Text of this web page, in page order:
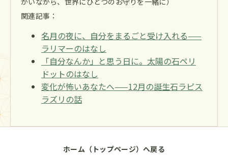
関連記事：
名月の夜に、自分をまるごと受け入れる——
ラリマーのはなし
「自分なんか」と思う日に。太陽の石ペリ
ドットのはなし
変化が怖いあなたへ——12月の誕生石ラピス
ラズリの話
ホーム（トップページ）へ戻る